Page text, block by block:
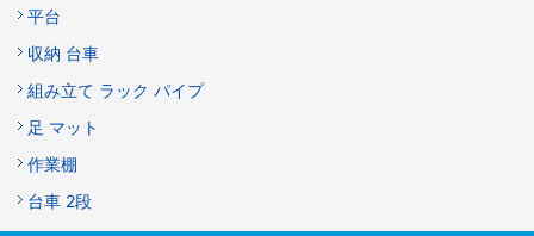
平台
収納 台車
組み立て ラック パイプ
足 マット
作業棚
台車 2段